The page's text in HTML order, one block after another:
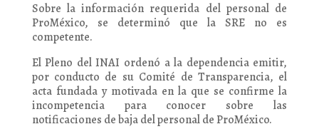
Sobre la información requerida del personal de
ProMéxico, se determinó que la SRE no es
competente.
El Pleno del INAI ordenó a la dependencia emitir,
por conducto de su Comité de Transparencia, el
acta fundada y motivada en la que se confirme la
incompetencia para conocer sobre las
notificaciones de baja del personal de ProMéxico.